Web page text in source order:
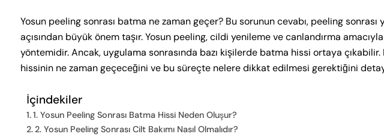
Yosun peeling sonrası batma ne zaman geçer? Bu sorunun cevabı, peeling sonrası
açısından büyük önem taşır. Yosun peeling, cildi yenileme ve canlandırma
yöntemidir. Ancak, uygulama sonrasında bazı kişilerde batma hissi ortaya çıkabilir.
hissinin ne zaman geçeceğini ve bu süreçte nelere dikkat edilmesi gerektiğini
İçindekiler
1. Yosun Peeling Sonrası Batma Hissi Neden Oluşur?
2. Yosun Peeling Sonrası Cilt Bakımı Nasıl Olmalıdır?